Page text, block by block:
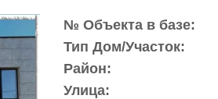
№ Объекта в базе:
Тип Дом/Участок:
Район:
Улица: